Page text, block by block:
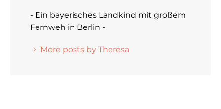
- Ein bayerisches Landkind mit großem
Fernweh in Berlin -
More posts by Theresa